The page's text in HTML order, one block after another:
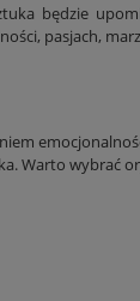
będzie
pasjach,
Warto wybrać